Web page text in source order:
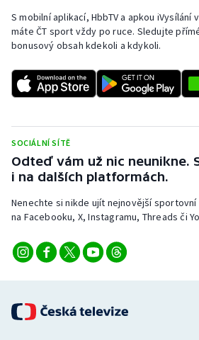
Rychlostní kanoistika
Short track
Sportovní střelba
Triatlon
Vodní slalom
Volejbal
S mobilní aplikací, HbbTV a apkou
máte ČT sport vždy po ruce. Sledujte
bonusový obsah kdekoli a kdykoli.
SOCIÁLNÍ SÍTĚ
Odteď vám už nic neunikne.
i na dalších platformách.
Nenechte si nikde ujít nejnovější sportovní
na Facebooku, X, Instagramu, Threads či